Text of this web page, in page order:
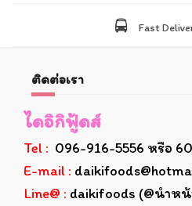
Fast
ติดต่อเรา
ไดอิกิฟู้ดส์
Tel : 096-916-5556 หรือ
E-mail :
Line@ : daikifoods (@นำหน้